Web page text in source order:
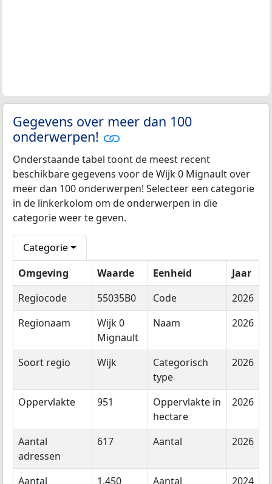
Gegevens over meer dan 100
onderwerpen!
Onderstaande tabel toont de meest recent
beschikbare gegevens voor de Wijk 0 Mignault over
meer dan 100 onderwerpen! Selecteer een categorie
in de linkerkolom om de onderwerpen in die
categorie weer te geven.
Categorie
Omgeving
Waarde Eenheid
Jaar
Regiocode
55035B0 Code
2026
Regionaam
Wijk 0
Mignault
Naam 2026
Soort regio Wijk
Categorisch
type
2026
Oppervlakte 951
Oppervlakte in
hectare
2026
Aantal
adressen
617 Aantal 2026
Aantal 1.450 Aantal 2024